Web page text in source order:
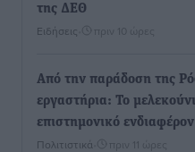
της ΔΕΘ
Ειδήσεις πριν 10 ώρες
Από την παράδοση της
εργαστήρια: Το
επιστημονικό ενδιαφέρον
Πολιτιστικά πριν 11 ώρες